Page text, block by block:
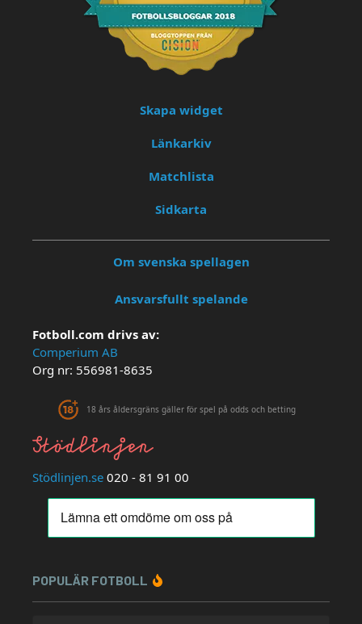
Skapa widget
Länkarkiv
Matchlista
Sidkarta
Om svenska spellagen
Ansvarsfullt spelande
Fotboll.com drivs av:
Comperium AB
Org nr: 556981-8635
18 års åldersgräns gäller för spel på odds och betting
Stödlinjen.se 020 - 81 91 00
POPULÄR FOTBOLL